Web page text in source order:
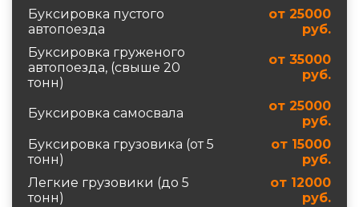
Буксировка пустого
автопоезда
от 25000
руб.
Буксировка груженого
автопоезда, (свыше 20
тонн)
от 35000
руб.
Буксировка самосвала
от 25000
руб.
Буксировка грузовика (от 5
тонн)
от 15000
руб.
Легкие грузовики (до 5
тонн)
от 12000
руб.